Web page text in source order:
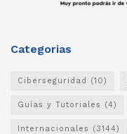
Categorias
Ciberseguridad (10)
Guías y Tutoriales (4)
Internacionales (3144)